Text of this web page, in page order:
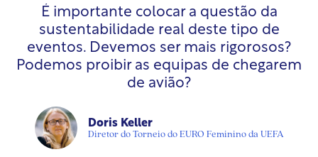
É importante colocar a questão da
sustentabilidade real deste tipo de
eventos. Devemos ser mais rigorosos?
Podemos proibir as equipas de chegarem
de avião?
Doris Keller
Diretor do Torneio do EURO Feminino da UEFA